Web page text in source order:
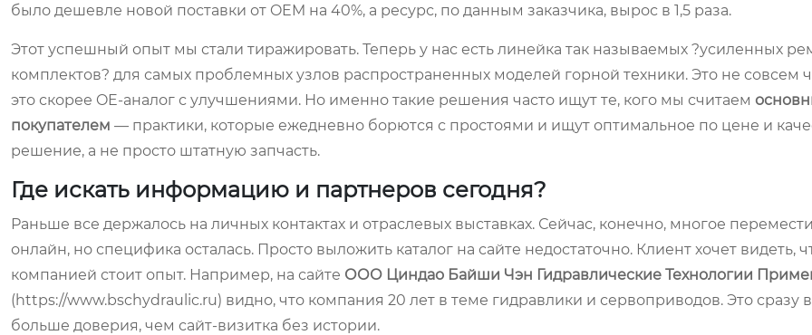
было дешевле новой поставки от OEM на 40%, а ресурс, по данным заказчика, вырос в 1,5 раза.
Этот успешный опыт мы стали тиражировать. Теперь у нас есть линейка так называемых ?усиленных
комплектов? для самых проблемных узлов распространенных моделей горной техники. Это не совсем
это скорее OE-аналог с улучшениями. Но именно такие решения часто ищут те, кого мы считаем
покупателем — практики, которые ежедневно борются с простоями и ищут оптимальное по цене и
решение, а не просто штатную запчасть.
Где искать информацию и партнеров сегодня?
Раньше все держалось на личных контактах и отраслевых выставках. Сейчас, конечно, многое
онлайн, но специфика осталась. Просто выложить каталог на сайте недостаточно. Клиент хочет видеть,
компанией стоит опыт. Например, на сайте ООО Циндао Байши Чэн Гидравлические Технологии
(https://www.bschydraulic.ru) видно, что компания 20 лет в теме гидравлики и сервоприводов. Это сразу
больше доверия, чем сайт-визитка без истории.